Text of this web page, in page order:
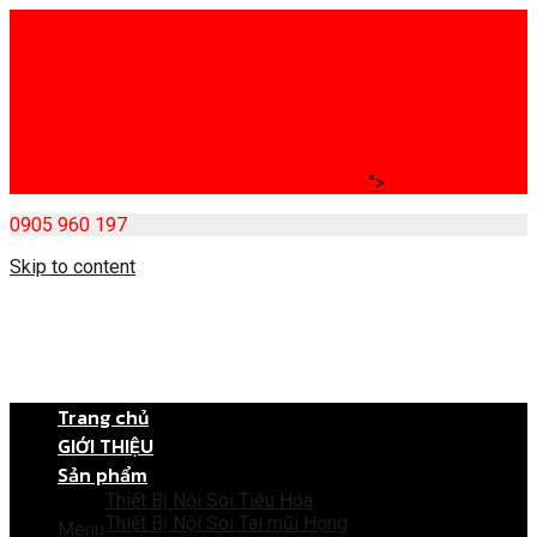
">
0905 960 197
Skip to content
Menu
Trang chủ
GIỚI THIỆU
Sản phẩm
Thiết Bị Nội Soi Tiêu Hóa
Thiết Bị Nội Soi Tai mũi Họng